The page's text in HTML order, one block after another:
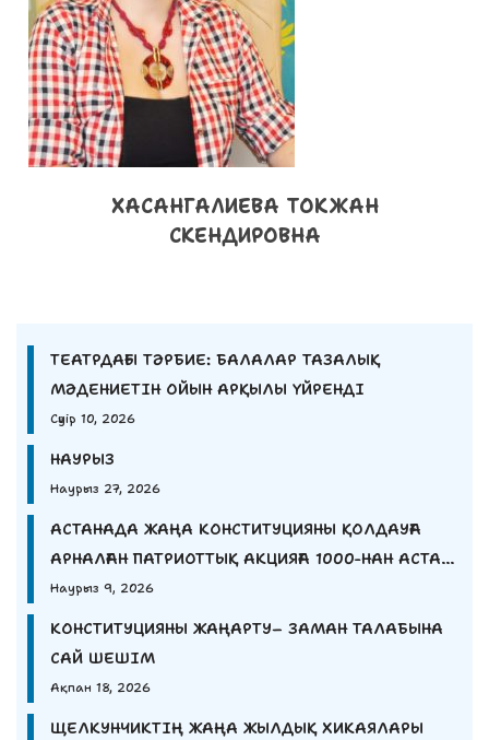
ХАСАНГАЛИЕВА ТОКЖАН
СКЕНДИРОВНА
ТЕАТРДАҒЫ ТӘРБИЕ: БАЛАЛАР ТАЗАЛЫҚ
МӘДЕНИЕТІН ОЙЫН АРҚЫЛЫ ҮЙРЕНДІ
Сәуір 10, 2026
НАУРЫЗ
Наурыз 27, 2026
АСТАНАДА ЖАҢА КОНСТИТУЦИЯНЫ ҚОЛДАУҒА
АРНАЛҒАН ПАТРИОТТЫҚ АКЦИЯҒА 1000-НАН АСТАМ
ЖАС ҚАТЫСТЫ.
Наурыз 9, 2026
КОНСТИТУЦИЯНЫ ЖАҢАРТУ– ЗАМАН ТАЛАБЫНА
САЙ ШЕШІМ
Ақпан 18, 2026
ЩЕЛКУНЧИКТІҢ ЖАҢА ЖЫЛДЫҚ ХИКАЯЛАРЫ